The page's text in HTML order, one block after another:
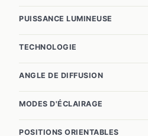
PUISSANCE LUMINEUSE
TECHNOLOGIE
ANGLE DE DIFFUSION
MODES D'ÉCLAIRAGE
POSITIONS ORIENTABLES